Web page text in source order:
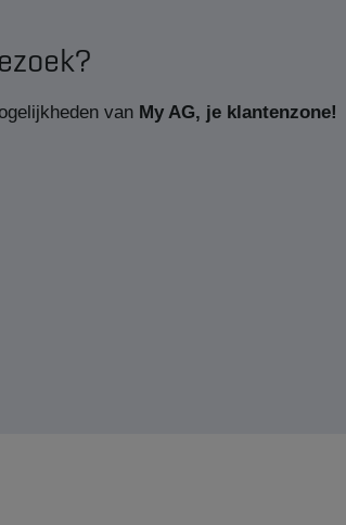
van My AG, je klantenzone!